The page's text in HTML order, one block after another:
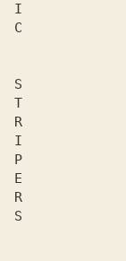
I
C
S
T
R
I
P
E
R
S